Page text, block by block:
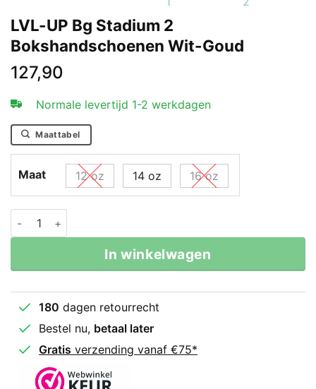
LVL-UP Bg Stadium 2
Bokshandschoenen Wit-Goud
127,90
Normale levertijd 1-2 werkdagen
Maattabel
Maat 12 oz 14 oz 16 oz
LVL-UP Bg Stadium 2 Bokshandschoenen Wit-Goud
In winkelwagen
180 dagen retourrecht
Bestel nu, betaal later
Gratis verzending vanaf €75*